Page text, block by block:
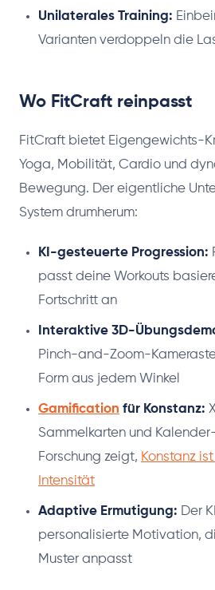
Unilaterales Training:
Varianten verdoppeln die
Wo FitCraft reinpasst
FitCraft bietet Eigengewichts-
Yoga, Mobilität, Cardio und
Bewegung. Der eigentliche
System drumherum:
KI-gesteuerte Progression:
passt deine Workouts
Fortschritt an
Interaktive 3D-
Pinch-and-Zoom-
Form aus jedem Winkel
Gamification für Konstanz:
Sammelkarten und
Forschung zeigt, Konstanz
Intensität
Adaptive Ermutigung: Der
personalisierte Motivation,
Muster anpasst